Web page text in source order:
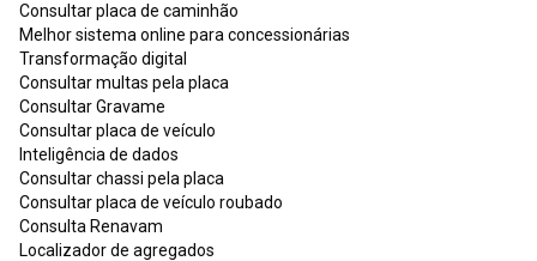
Consultar placa de caminhão
Melhor sistema online para concessionárias
Transformação digital
Consultar multas pela placa
Consultar Gravame
Consultar placa de veículo
Inteligência de dados
Consultar chassi pela placa
Consultar placa de veículo roubado
Consulta Renavam
Localizador de agregados